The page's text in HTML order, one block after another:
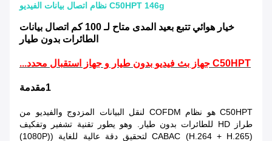
C50HPT 146g نظام اتصال بيانات الفيديو
خيار هوائي تتبع بعيد المدى متاح لـ 100 كم اتصال بيانات
الطائرات بدون طيار
C50HPT جهاز بث فيديو بدون طيار و جهاز استقبال محدد...
1مقدمة
C50HPT هو نظام COFDM لنقل البيانات المزدوج والفيديو من
طراز HD للطائرات بدون طيار. وهو يطور تقنية تشفير وتفكيف
CABAC (H.264 + H.265) لتحقيق دقة عالية للغاية ((1080P)